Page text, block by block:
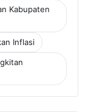
Kabupaten
Inflasi